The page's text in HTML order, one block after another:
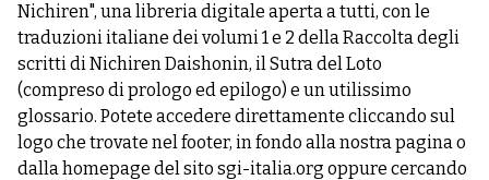
Nichiren", una libreria digitale aperta a tutti, con le
traduzioni italiane dei volumi 1 e 2 della Raccolta degli
scritti di Nichiren Daishonin, il Sutra del Loto
(compreso di prologo ed epilogo) e un utilissimo
glossario. Potete accedere direttamente cliccando sul
logo che trovate nel footer, in fondo alla nostra pagina o
dalla homepage del sito sgi-italia.org oppure cercando